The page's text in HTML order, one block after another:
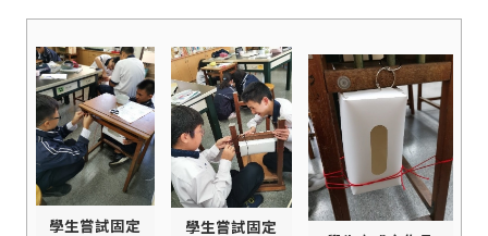
學生嘗試固定 學生嘗試固定